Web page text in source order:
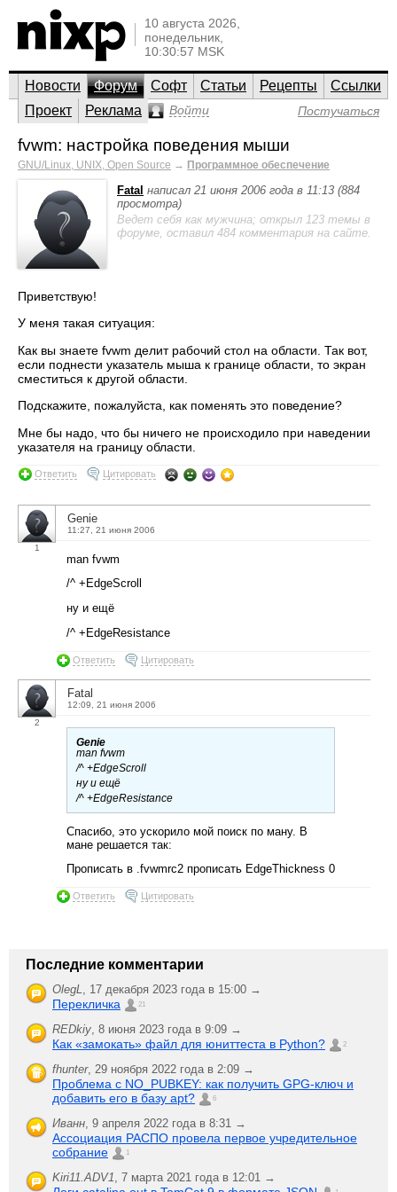
10 августа 2026,
понедельник,
10:30:57 MSK
Новости Форум Софт Статьи Рецепты
Ссылки
Проект
Реклама Войти Постучаться
fvwm: настройка поведения мыши
GNU/Linux, UNIX, Open Source → Программное обеспечение
Fatal написал 21 июня 2006 года в 11:13 (884
просмотра)
Ведет себя как мужчина; открыл 123 темы в
форуме, оставил 484 комментария на сайте.
Приветствую!
У меня такая ситуация:
Как вы знаете fvwm делит рабочий стол на области. Так вот,
если поднести указатель мыша к границе области, то экран
сместиться к другой области.
Подскажите, пожалуйста, как поменять это поведение?
Мне бы надо, что бы ничего не происходило при наведении
указателя на границу области.
Ответить Цитировать
1
Genie
11:27, 21 июня 2006
man fvwm
/^ +EdgeScroll
ну и ещё
/^ +EdgeResistance
Ответить Цитировать
2
Fatal
12:09, 21 июня 2006
Genie
man fvwm
/^ +EdgeScroll
ну и ещё
/^ +EdgeResistance
Спасибо, это ускорило мой поиск по ману. В
мане решается так:
Прописать в .fvwmrc2 прописать EdgeThickness 0
Ответить Цитировать
Последние комментарии
OlegL, 17 декабря 2023 года в 15:00 →
Перекличка 21
REDkiy, 8 июня 2023 года в 9:09 →
Как «замокать» файл для юниттеста в Python? 2
fhunter, 29 ноября 2022 года в 2:09 →
Проблема с NO_PUBKEY: как получить GPG-ключ и
добавить его в базу apt?
6
Иванн, 9 апреля 2022 года в 8:31 →
Ассоциация РАСПО провела первое учредительное
собрание
1
Kiri11.ADV1, 7 марта 2021 года в 12:01 →